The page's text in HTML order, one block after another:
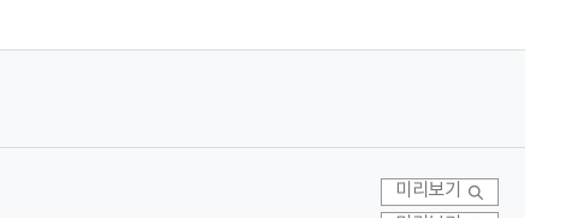
미리보기